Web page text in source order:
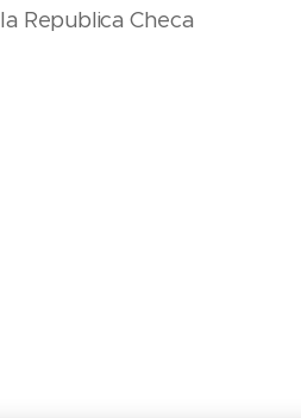
la Republica Checa